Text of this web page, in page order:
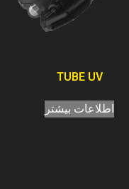
TUBE UV
اطلاعات بیشتر